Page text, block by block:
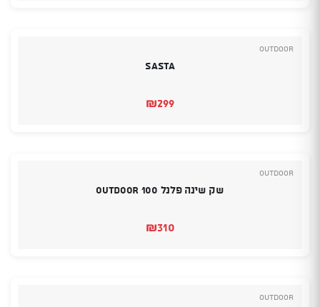
Outdoor
Sasta
₪299
Outdoor
שק שינה פלנל Outdoor 100
₪310
Outdoor